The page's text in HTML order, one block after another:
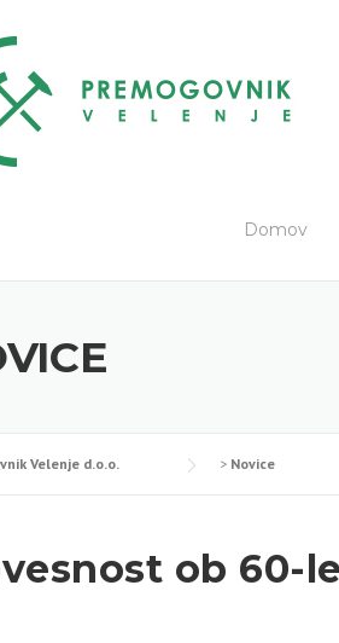
Domov
Velenje d.o.o. > Novice
ob 60-